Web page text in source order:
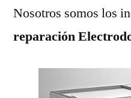
Nosotros somos los
reparación